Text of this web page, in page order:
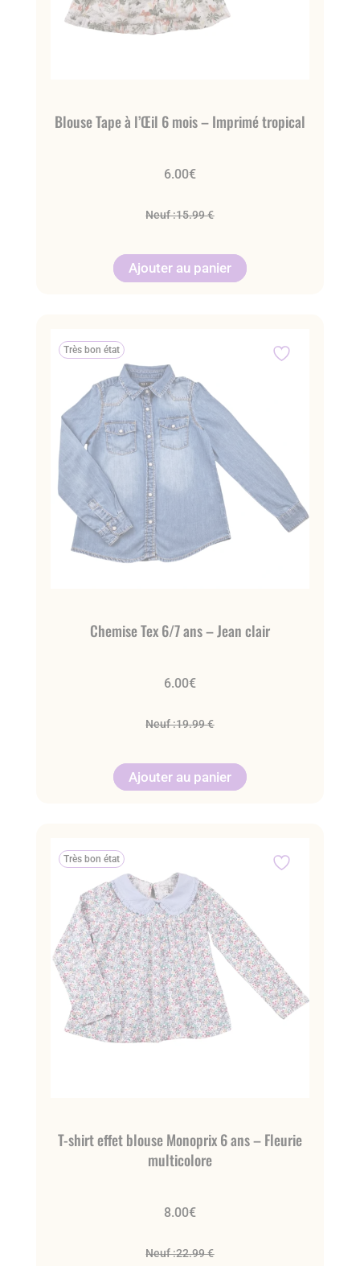
Blouse Tape à l’Œil 6 mois – Imprimé tropical
6.00€
Neuf :15.99 €
Ajouter au panier
Très bon état
Chemise Tex 6/7 ans – Jean clair
6.00€
Neuf :19.99 €
Ajouter au panier
Très bon état
T-shirt effet blouse Monoprix 6 ans – Fleurie
multicolore
8.00€
Neuf :22.99 €